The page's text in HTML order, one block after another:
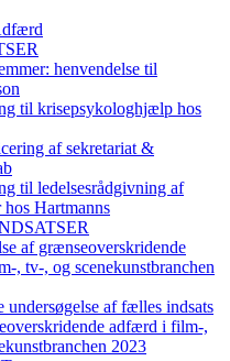
henvendelse til
til krisepsykologhjælp hos
af sekretariat &
til ledelsesrådgivning af
Hartmanns
af grænseoverskridende
, tv-, og scenekunstbranchen
undersøgelse af fælles indsats
adfærd i film-,
2023